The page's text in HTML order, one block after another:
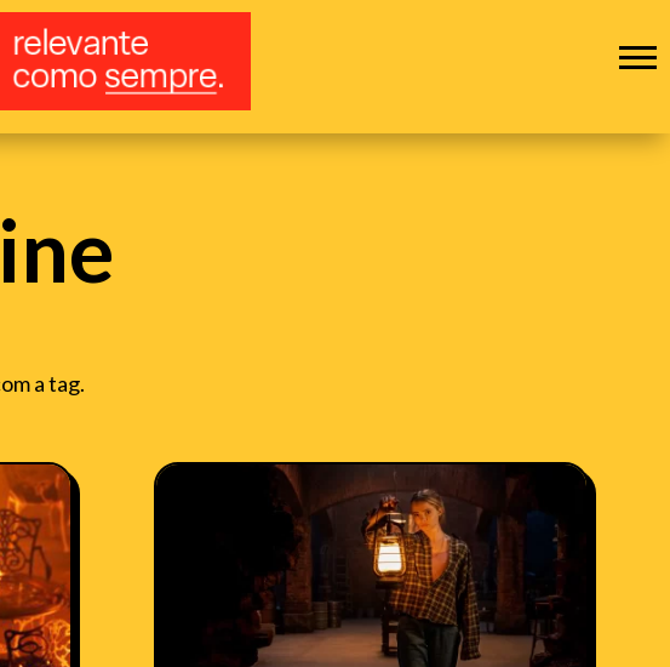
a tag.